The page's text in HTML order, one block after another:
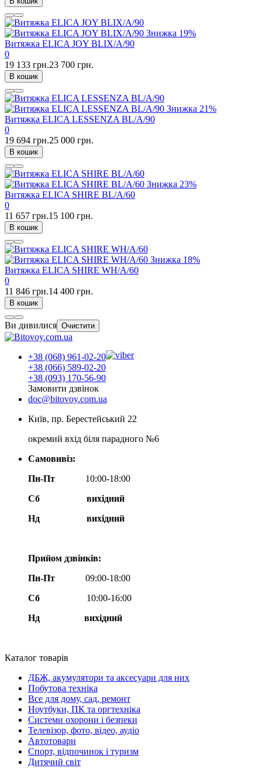
Знижка 19%
Витяжка ELICA JOY BLIX/A/90
0
19 133 грн.23 700 грн.
В кошик
Знижка 21%
Витяжка ELICA LESSENZA BL/A/90
0
19 694 грн.25 000 грн.
В кошик
Знижка 23%
Витяжка ELICA SHIRE BL/A/60
0
11 657 грн.15 100 грн.
В кошик
Знижка 18%
Витяжка ELICA SHIRE WH/A/60
0
11 846 грн.14 400 грн.
В кошик
Ви дивилися Очистити
+38 (068) 961-02-20
+38 (066) 589-02-20
+38 (093) 170-56-90
Замовити дзвінок
doc@bitovoy.com.ua
Київ, пр. Берестейський 22
окремий вхід біля парадного №6
Самовивіз:
Пн-Пт
10:00-18:00
Сб
вихідний
Нд
вихідний
Прийом дзвінків:
Пн-Пт
09:00-18:00
Сб
10:00-16:00
Нд вихідний
Каталог товарів
ДБЖ, акумулятори та аксесуари для них
Побутова техніка
Все для дому, сад, ремонт
Ноутбуки, ПК та оргтехніка
Системи охорони і безпеки
Телевізор, фото, відео, аудіо
Автотовари
Спорт, відпочинок і туризм
Дитячий світ